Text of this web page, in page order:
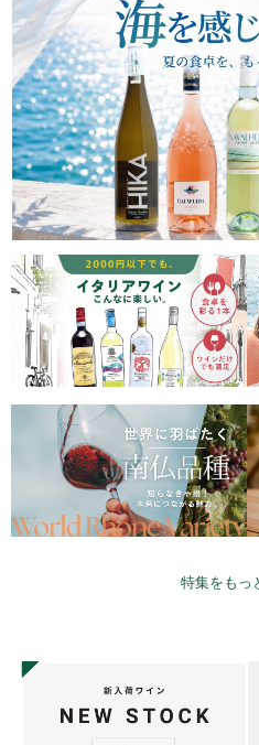
特集をもっ